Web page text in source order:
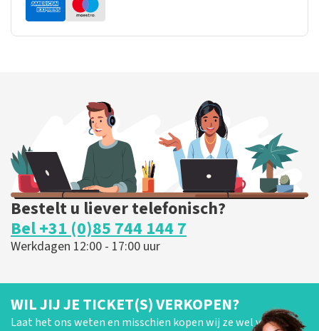
Bestelt u liever telefonisch?
Bel +31 (0)85 744 144 7
Werkdagen 12:00 - 17:00 uur
WIL JIJ JE TICKET(S) VERKOPEN?
Laat het ons weten en misschien kopen wij ze wel van je!